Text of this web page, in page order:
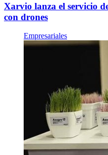
Xarvio lanza el servicio
con drones
Empresariales